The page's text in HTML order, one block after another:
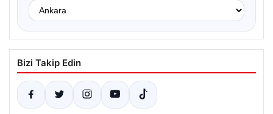
Bizi Takip Edin